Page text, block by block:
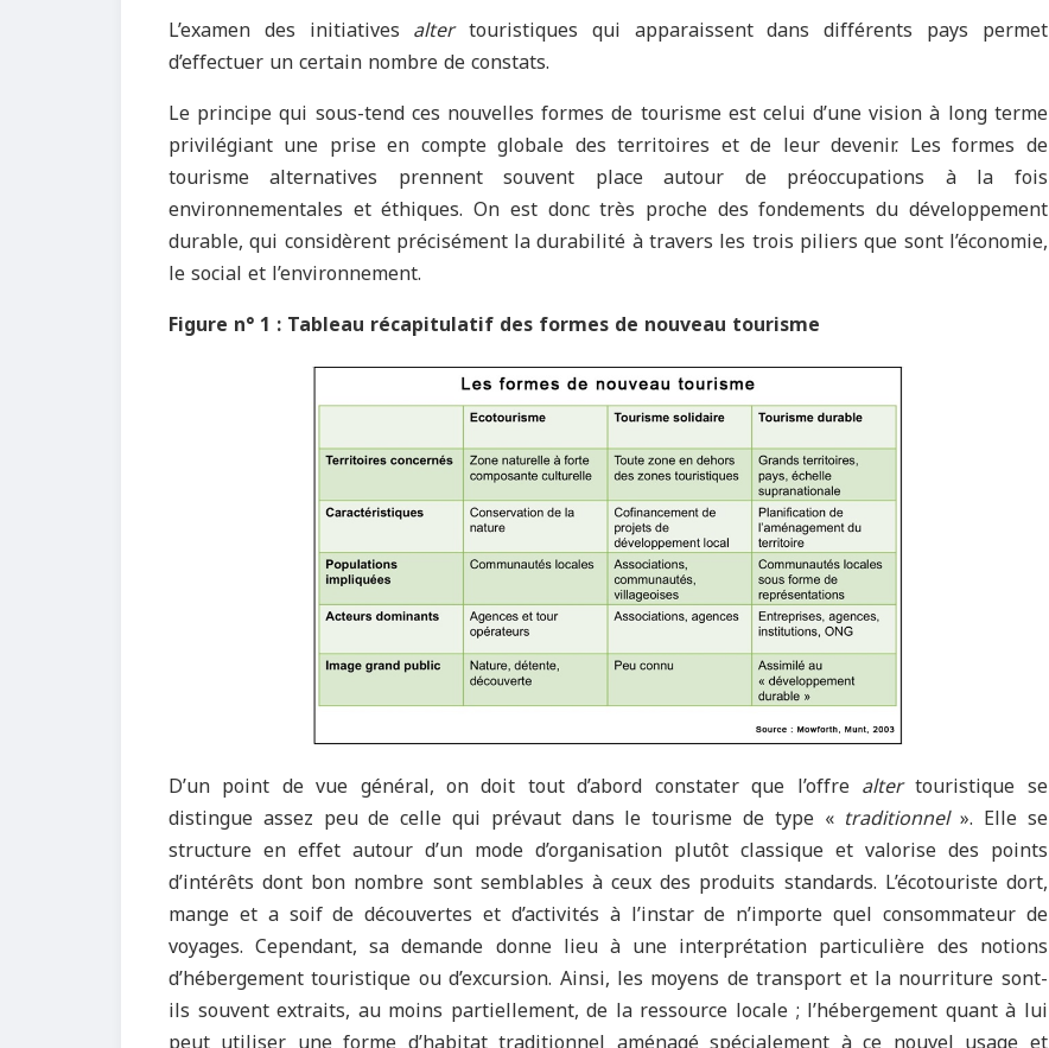
L’examen des initiatives altertouristiques qui apparaissent dans différents pays permet
d’effectuer un certain nombre de constats.
Le principe qui sous-tend ces nouvelles formes de tourisme est celui d’une vision à long terme
privilégiant une prise en compte globale des territoires et de leur devenir. Les formes de
tourisme alternatives prennent souvent place autour de préoccupations à la fois
environnementales et éthiques. On est donc très proche des fondements du développement
durable, qui considèrent précisément la durabilité à travers les trois piliers que sont l’économie,
le social et l’environnement.
Figure n° 1 : Tableau récapitulatif des formes de nouveau tourisme
D’un point de vue général, on doit tout d’abord constater que l’offre altertouristique se
distingue assez peu de celle qui prévaut dans le tourisme de type « traditionnel». Elle se
structure en effet autour d’un mode d’organisation plutôt classique et valorise des points
d’intérêts dont bon nombre sont semblables à ceux des produits standards. L’écotouriste dort,
mange et a soif de découvertes et d’activités à l’instar de n’importe quel consommateur de
voyages. Cependant, sa demande donne lieu à une interprétation particulière des notions
d’hébergement touristique ou d’excursion. Ainsi, les moyens de transport et la nourriture sont-
ils souvent extraits, au moins partiellement, de la ressource locale ; l’hébergement quant à lui